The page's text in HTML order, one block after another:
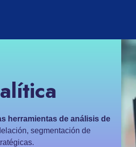
herramientas de análisis de
segmentación de